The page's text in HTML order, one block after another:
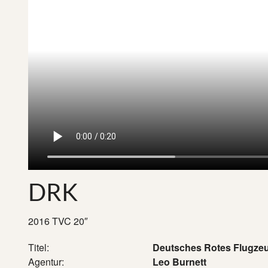
DRK
2016 TVC 20″
Titel:
Deutsches Rotes
Agentur:
Leo Burnett